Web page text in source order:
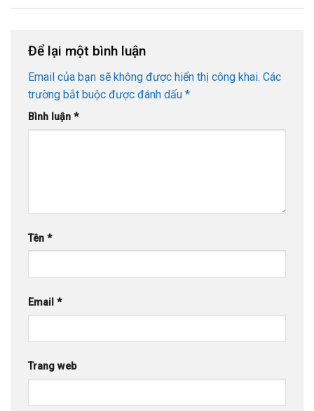
Để lại một bình luận
Email của bạn sẽ không được hiển thị công khai. Các
trường bắt buộc được đánh dấu *
Bình luận *
Tên *
Email *
Trang web